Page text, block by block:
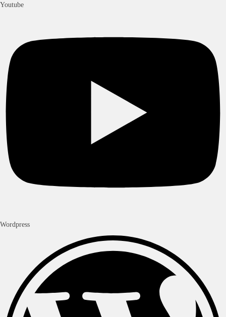
Youtube
Wordpress